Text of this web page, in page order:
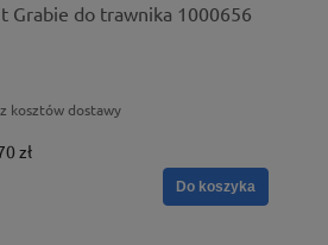
Grabie do trawnika 1000656
kosztów dostawy
zł
Do koszyka